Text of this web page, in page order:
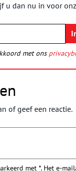
u dan nu in voor
met ons
of geef een reactie.
met *. Het e-